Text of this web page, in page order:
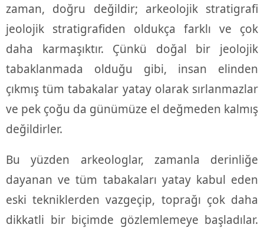
zaman, doğru değildir; arkeolojik stratigrafi
jeolojik stratigrafiden oldukça farklı ve çok
daha karmaşıktır. Çünkü doğal bir jeolojik
tabaklanmada olduğu gibi, insan elinden
çıkmış tüm tabakalar yatay olarak sırlanmazlar
ve pek çoğu da günümüze el değmeden kalmış
değildirler.
Bu yüzden arkeologlar, zamanla derinliğe
dayanan ve tüm tabakaları yatay kabul eden
eski tekniklerden vazgeçip, toprağı çok daha
dikkatli bir biçimde gözlemlemeye başladılar.